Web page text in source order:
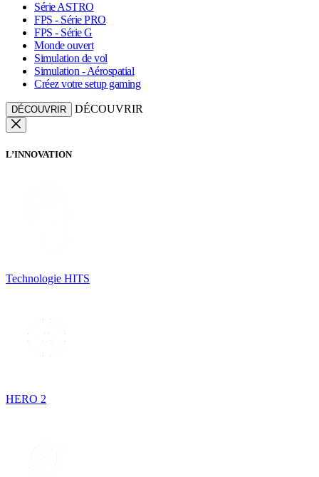
Série ASTRO
FPS - Série PRO
FPS - Série G
Monde ouvert
Simulation de vol
Simulation - Aérospatial
Créez votre setup gaming
DÉCOUVRIR DÉCOUVRIR
L’INNOVATION
Technologie HITS
HERO 2